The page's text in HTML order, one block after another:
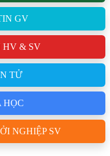
GV
HV & SV
TỬ
HỌC
NGHIỆP SV